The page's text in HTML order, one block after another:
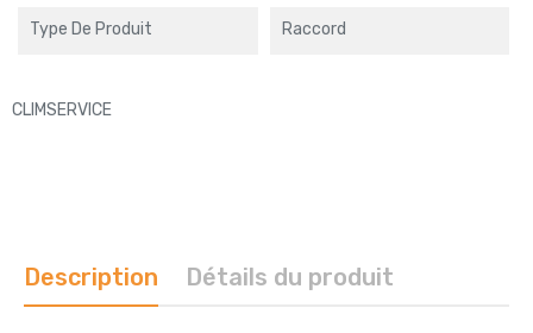
Type De Produit Raccord
CLIMSERVICE
Description Détails du produit